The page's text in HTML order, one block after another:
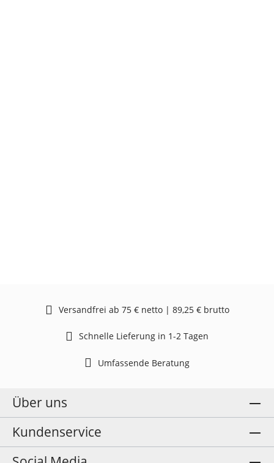
Versandfrei ab 75 € netto | 89,25 € brutto
Schnelle Lieferung in 1-2 Tagen
Umfassende Beratung
Über uns
Kundenservice